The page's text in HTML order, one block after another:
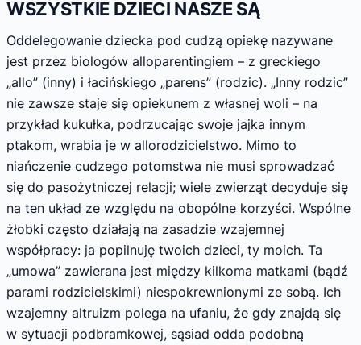
WSZYSTKIE DZIECI NASZE SĄ
Oddelegowanie dziecka pod cudzą opiekę nazywane
jest przez biologów alloparentingiem – z greckiego
„allo” (inny) i łacińskiego „parens” (rodzic). „Inny rodzic”
nie zawsze staje się opiekunem z własnej woli – na
przykład kukułka, podrzucając swoje jajka innym
ptakom, wrabia je w allorodzicielstwo. Mimo to
niańczenie cudzego potomstwa nie musi sprowadzać
się do pasożytniczej relacji; wiele zwierząt decyduje się
na ten układ ze względu na obopólne korzyści. Wspólne
żłobki często działają na zasadzie wzajemnej
współpracy: ja popilnuję twoich dzieci, ty moich. Ta
„umowa” zawierana jest między kilkoma matkami (bądź
parami rodzicielskimi) niespokrewnionymi ze sobą. Ich
wzajemny altruizm polega na ufaniu, że gdy znajdą się
w sytuacji podbramkowej, sąsiad odda podobną